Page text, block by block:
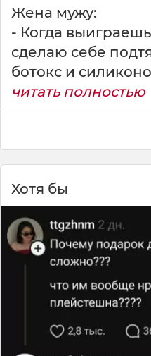
Жена мужу:
- Когда
сделаю себе
ботокс и
читать полностью
Хотя бы